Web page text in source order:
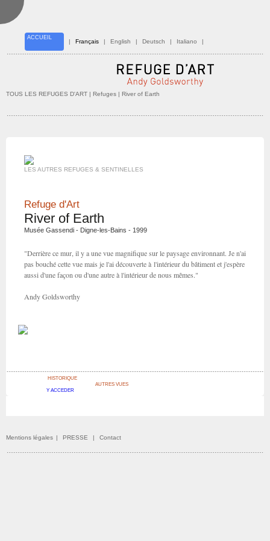
ACCUEIL
| Français | English | Deutsch | Italiano |
TOUS LES REFUGES D'ART | Refuges | River of Earth
LES AUTRES REFUGES & SENTINELLES
Refuge d'Art
River of Earth
Musée Gassendi - Digne-les-Bains - 1999
"Derrière ce mur, il y a une vue magnifique sur le paysage environnant. Je n'ai
pas bouché cette vue mais je l'ai découverte à l'intérieur du bâtiment et j'espère
aussi d'une façon ou d'une autre à l'intérieur de nous mêmes."
Andy Goldsworthy
HISTORIQUE
Y ACCEDER
AUTRES VUES
Mentions légales | PRESSE | Contact